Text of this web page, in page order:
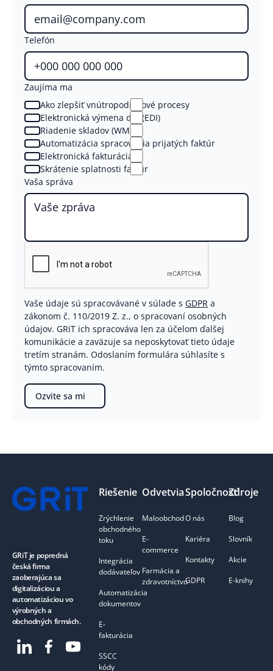
Telefón
Zaujíma ma
Ako zlepšiť vnútropodnikové procesy
Elektronická výmena dát (EDI)
Riadenie skladov (WMS)
Automatizácia spracovania prijatých faktúr
Elektronická fakturácia
Skrátenie splatnosti faktúr
Vaša správa
Vaše údaje sú spracovávané v súlade s GDPR a
zákonom č. 110/2019 Z. z., o spracovaní osobných
údajov. GRiT ich spracováva len za účelom ďalšej
komunikácie a zaväzuje sa neposkytovať tieto údaje
tretím stranám. Odoslaním formulára súhlasíte s
týmto spracovaním.
Ozvite sa mi
GRiT je popredná
česká firma
zaoberajúca sa
digitalizáciou a
automatizáciou vo
výrobných a
obchodných firmách.
Riešenie
Zrýchlenie
obchodného
toku
Integrácia
dodávateľov
Automatizácia
dokumentov
E-
fakturácia
SSCC
kódy
Odvetvia
Maloobchod
E-
commerce
Farmácia a
zdravotníctvo
Spoločnosť
O nás
Kariéra
Kontakty
GDPR
Zdroje
Blog
Slovník
Akcie
E-knihy